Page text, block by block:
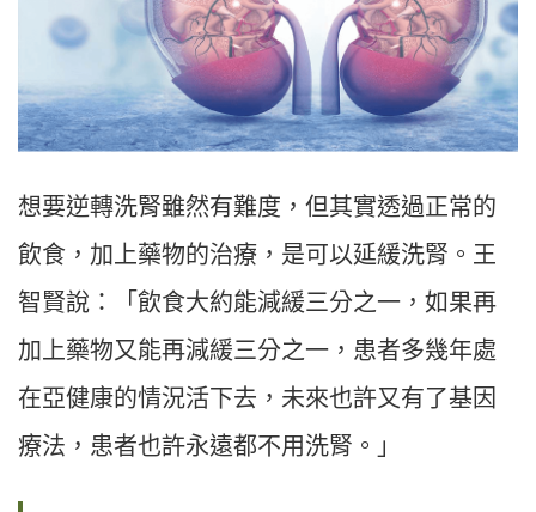
想要逆轉洗腎雖然有難度，但其實透過正常的
飲食，加上藥物的治療，是可以延緩洗腎。王
智賢說：「飲食大約能減緩三分之一，如果再
加上藥物又能再減緩三分之一，患者多幾年處
在亞健康的情況活下去，未來也許又有了基因
療法，患者也許永遠都不用洗腎。」